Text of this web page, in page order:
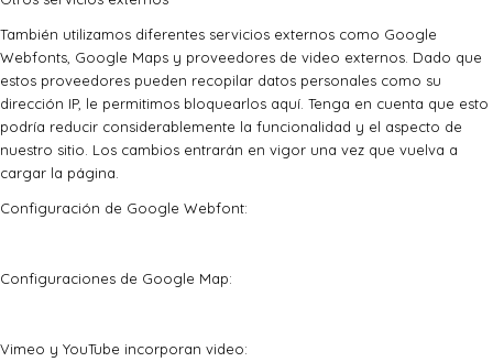
También utilizamos diferentes servicios externos como Google
Webfonts, Google Maps y proveedores de video externos. Dado que
estos proveedores pueden recopilar datos personales como su
dirección IP, le permitimos bloquearlos aquí. Tenga en cuenta que esto
podría reducir considerablemente la funcionalidad y el aspecto de
nuestro sitio. Los cambios entrarán en vigor una vez que vuelva a
cargar la página.
Configuración de Google Webfont:
Configuraciones de Google Map:
Vimeo y YouTube incorporan video: